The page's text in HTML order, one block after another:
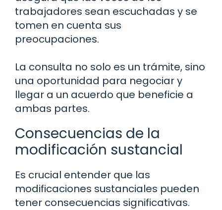
trabajadores sean escuchadas y se
tomen en cuenta sus
preocupaciones.
La consulta no solo es un trámite, sino
una oportunidad para negociar y
llegar a un acuerdo que beneficie a
ambas partes.
Consecuencias de la
modificación sustancial
Es crucial entender que las
modificaciones sustanciales pueden
tener consecuencias significativas.